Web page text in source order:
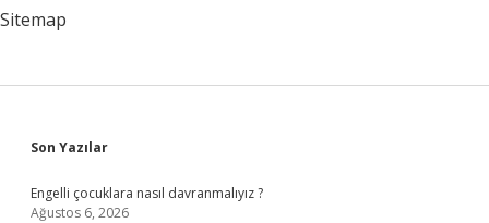
Sitemap
Sidebar
Son Yazılar
Engelli çocuklara nasıl davranmalıyız ?
Ağustos 6, 2026